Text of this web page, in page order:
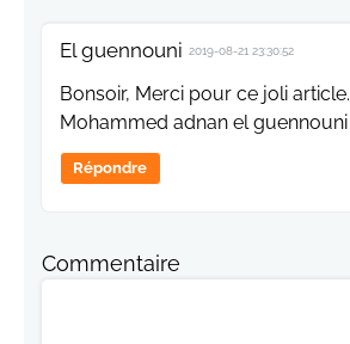
El guennouni 2019-08-21 23:30:52
Bonsoir, Merci pour ce joli article.
Mohammed adnan el guennouni
Répondre
Commentaire